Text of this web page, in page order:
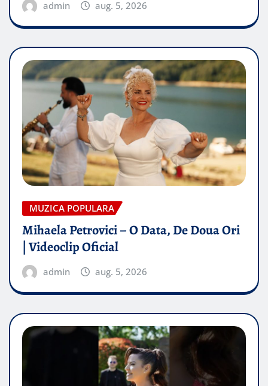
admin aug. 5, 2026
MUZICA POPULARA
Mihaela Petrovici – O Data, De Doua Ori
| Videoclip Oficial
admin aug. 5, 2026